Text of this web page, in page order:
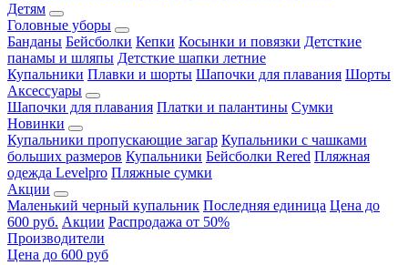
Детям
Головные уборы
Банданы Бейсболки Кепки Косынки и повязки Детсткие
панамы и шляпы Детсткие шапки летние
Купальники Плавки и шорты Шапочки для плавания Шорты
Аксессуары
Шапочки для плавания Платки и палантины Сумки
Новинки
Купальники пропускающие загар Купальники с чашками
больших размеров Купальники Бейсболки Rered Пляжная
одежда Levelpro Пляжные сумки
Акции
Маленький черный купальник Последняя единица Цена до
600 руб. Акции Распродажа от 50%
Производители
Цена до 600 руб